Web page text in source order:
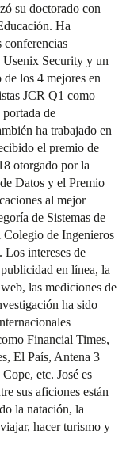
su doctorado con
Ha
conferencias
Security y un
los 4 mejores en
JCR Q1 como
de
ha trabajado en
el premio de
otorgado por la
Datos y el Premio
al mejor
de Sistemas de
de Ingenieros
Los intereses de
en línea, la
las mediciones de
ha sido
Financial Times,
El País, Antena 3
etc. José es
sus aficiones están
la natación, la
hacer turismo y